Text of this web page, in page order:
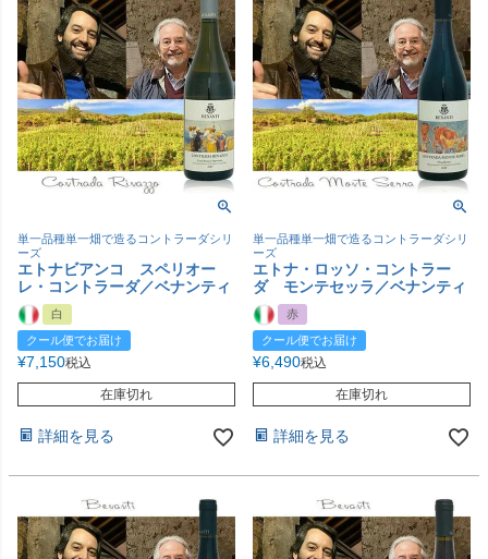
単一品種単一畑で造るコントラーダシリ
ーズ
エトナビアンコ スペリオー
レ・コントラーダ／ベナンティ
白
クール便でお届け
¥7,150税込
在庫切れ
詳細を見る
単一品種単一畑で造るコントラーダシリ
ーズ
エトナ・ロッソ・コントラー
ダ モンテセッラ／ベナンティ
赤
クール便でお届け
¥6,490税込
在庫切れ
詳細を見る